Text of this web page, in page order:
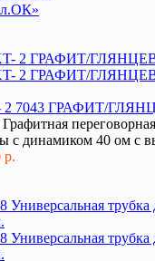
2 7043 ГРАФИТ/
с динамиком 40 ом с
р.